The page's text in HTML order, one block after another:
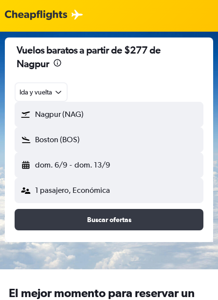
Vuelos baratos a partir de $277 de
Nagpur
Ida y vuelta
Nagpur (NAG)
Boston (BOS)
dom. 6/9 - dom. 13/9
1 pasajero, Económica
Buscar ofertas
El mejor momento para reservar un